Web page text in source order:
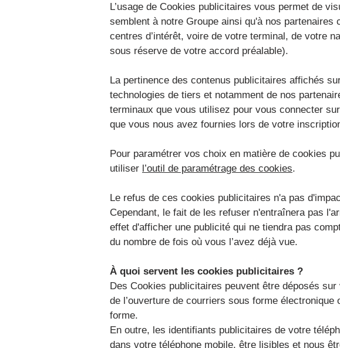
L’usage de Cookies publicitaires vous permet de
semblent à notre Groupe ainsi qu'à nos
centres d’intérêt, voire de votre terminal, de votre
sous réserve de votre accord préalable).
La pertinence des contenus publicitaires affichés
technologies de tiers et notamment de nos
terminaux que vous utilisez pour vous connecter
que vous nous avez fournies lors de votre
Pour paramétrer vos choix en matière de cookies
utiliser l’outil de paramétrage des cookies.
Le refus de ces cookies publicitaires n'a pas
Cependant, le fait de les refuser n'entraînera pas
effet d'afficher une publicité qui ne tiendra pas
du nombre de fois où vous l’avez déjà vue.
À quoi servent les cookies publicitaires ?
Des Cookies publicitaires peuvent être déposés
de l’ouverture de courriers sous forme
forme.
En outre, les identifiants publicitaires de votre
dans votre téléphone mobile, être lisibles et nous